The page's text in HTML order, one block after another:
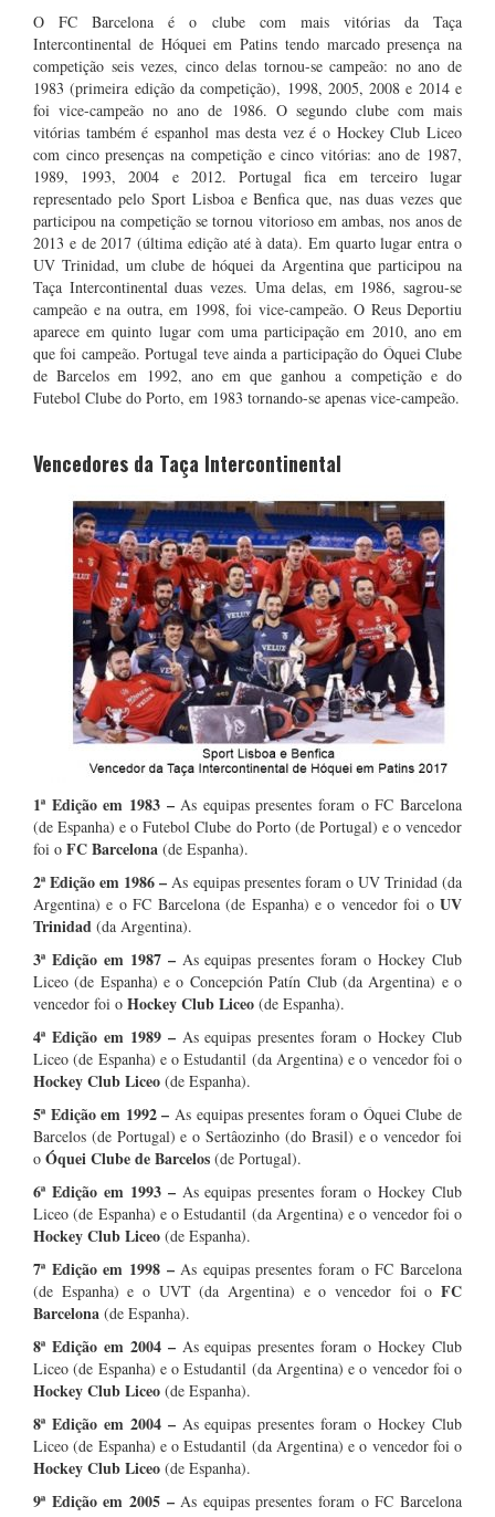
O FC Barcelona é o clube com mais vitórias da Taça
Intercontinental de Hóquei em Patins tendo marcado presença na
competição seis vezes, cinco delas tornou-se campeão: no ano de
1983 (primeira edição da competição), 1998, 2005, 2008 e 2014 e
foi vice-campeão no ano de 1986. O segundo clube com mais
vitórias também é espanhol mas desta vez é o Hockey Club Liceo
com cinco presenças na competição e cinco vitórias: ano de 1987,
1989, 1993, 2004 e 2012. Portugal fica em terceiro lugar
representado pelo Sport Lisboa e Benfica que, nas duas vezes que
participou na competição se tornou vitorioso em ambas, nos anos de
2013 e de 2017 (última edição até à data). Em quarto lugar entra o
UV Trinidad, um clube de hóquei da Argentina que participou na
Taça Intercontinental duas vezes. Uma delas, em 1986, sagrou-se
campeão e na outra, em 1998, foi vice-campeão. O Reus Deportiu
aparece em quinto lugar com uma participação em 2010, ano em
que foi campeão. Portugal teve ainda a participação do Óquei Clube
de Barcelos em 1992, ano em que ganhou a competição e do
Futebol Clube do Porto, em 1983 tornando-se apenas vice-campeão.
Vencedores da Taça Intercontinental
1ª Edição em 1983 –As equipas presentes foram o FC Barcelona
(de Espanha) e o Futebol Clube do Porto (de Portugal) e o vencedor
foi o FC Barcelona (de Espanha).
2ª Edição em 1986 –As equipas presentes foram o UV Trinidad (da
Argentina) e o FC Barcelona (de Espanha) e o vencedor foi o UV
Trinidad (da Argentina).
3ª Edição em 1987 – As equipas presentes foram o Hockey Club
Liceo (de Espanha) e o Concepción Patín Club (da Argentina) e o
vencedor foi o Hockey Club Liceo (de Espanha).
4ª Edição em 1989 – As equipas presentes foram o Hockey Club
Liceo (de Espanha) e o Estudantil (da Argentina) e o vencedor foi o
Hockey Club Liceo (de Espanha).
5ª Edição em 1992 – As equipas presentes foram o Óquei Clube de
Barcelos (de Portugal) e o Sertâozinho (do Brasil) e o vencedor foi
o Óquei Clube de Barcelos (de Portugal).
6ª Edição em 1993 – As equipas presentes foram o Hockey Club
Liceo (de Espanha) e o Estudantil (da Argentina) e o vencedor foi o
Hockey Club Liceo (de Espanha).
7ª Edição em 1998 –As equipas presentes foram o FC Barcelona
(de Espanha) e o UVT (da Argentina) e o vencedor foi o FC
Barcelona (de Espanha).
8ª Edição em 2004 – As equipas presentes foram o Hockey Club
Liceo (de Espanha) e o Estudantil (da Argentina) e o vencedor foi o
Hockey Club Liceo (de Espanha).
8ª Edição em 2004 – As equipas presentes foram o Hockey Club
Liceo (de Espanha) e o Estudantil (da Argentina) e o vencedor foi o
Hockey Club Liceo (de Espanha).
9ª Edição em 2005 –As equipas presentes foram o FC Barcelona